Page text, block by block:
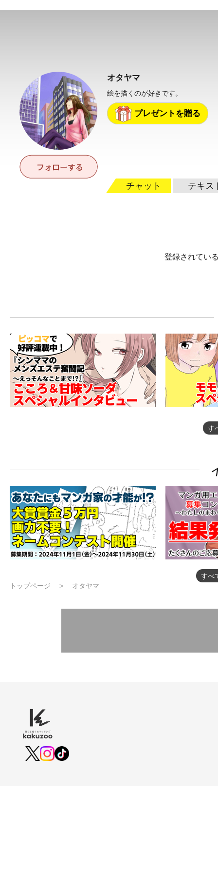
オタヤマ
絵を描くのが好きです。
プレゼントを贈る
チャット テキス
登録されてい
す
すべ
トップページ
オタヤマ